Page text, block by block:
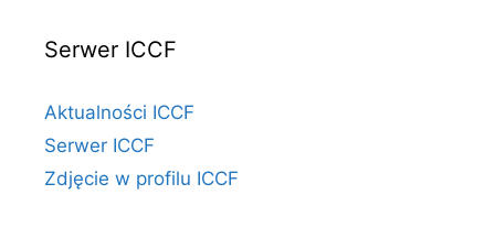
Serwer ICCF
Aktualności ICCF
Serwer ICCF
Zdjęcie w profilu ICCF